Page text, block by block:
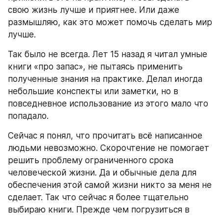
свою жизнь лучше и приятнее. Или даже
размышляю, как это может помочь сделать мир
лучше.
Так было не всегда. Лет 15 назад я читал умные
книги «про запас», не пытаясь применить
полученные знания на практике. Делал иногда
небольшие конспекты или заметки, но в
повседневное использование из этого мало что
попадало.
Сейчас я понял, что прочитать всё написанное
людьми невозможно. Скорочтение не помогает
решить проблему ограниченного срока
человеческой жизни. Да и обычные дела для
обеспечения этой самой жизни никто за меня не
сделает. Так что сейчас я более тщательно
выбираю книги. Прежде чем погрузиться в